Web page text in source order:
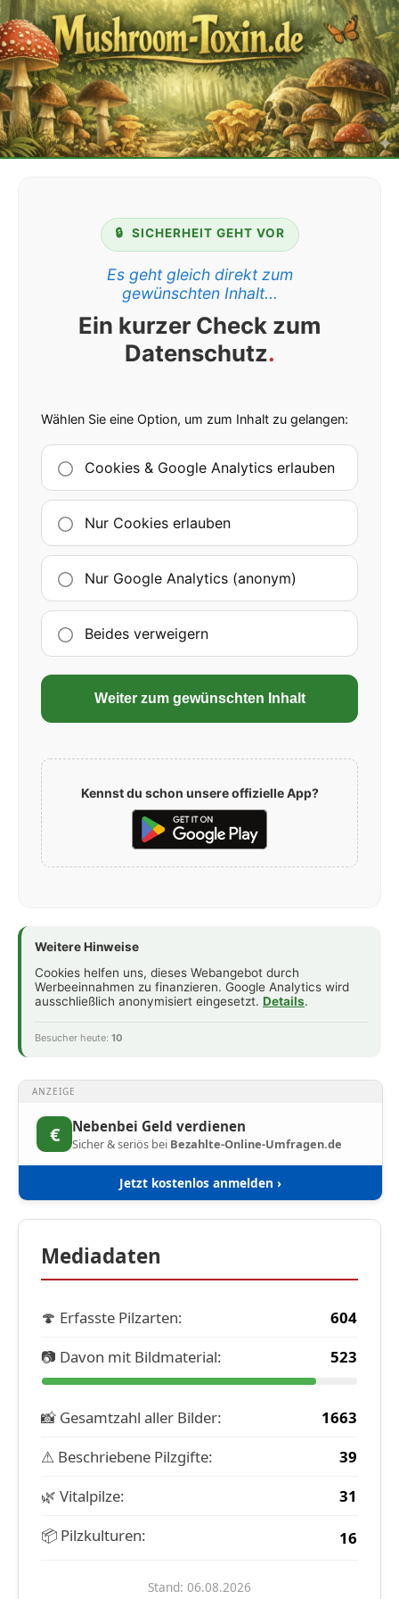
🔒 SICHERHEIT GEHT VOR
Es geht gleich direkt zum
gewünschten Inhalt...
Ein kurzer Check zum
Datenschutz
Wählen Sie eine Option, um zum Inhalt zu gelangen:
Cookies & Google Analytics erlauben
Nur Cookies erlauben
Nur Google Analytics (anonym)
Beides verweigern
Weiter zum gewünschten Inhalt
Kennst du schon unsere offizielle App?
Weitere Hinweise
Cookies helfen uns, dieses Webangebot durch
Werbeeinnahmen zu finanzieren. Google Analytics wird
ausschließlich anonymisiert eingesetzt. Details.
Besucher heute: 10
ANZEIGE
€ Nebenbei Geld verdienen
Sicher & seriös bei Bezahlte-Online-Umfragen.de
Jetzt kostenlos anmelden ›
Mediadaten
🍄 Erfasste Pilzarten:
604
📷 Davon mit Bildmaterial:
523
📸 Gesamtzahl aller Bilder:
1663
⚠ Beschriebene Pilzgifte:
39
🌿 Vitalpilze:
31
📦 Pilzkulturen:
16
Stand: 06.08.2026